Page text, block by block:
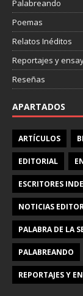
Palabreando
Poemas
Relatos Inéditos
Reportajes y
Reseñas
APARTADOS
ARTÍCULOS
EDITORIAL
ESCRITORES
NOTICIAS
PALABRA DE LA
PALABREANDO
REPORTAJES Y